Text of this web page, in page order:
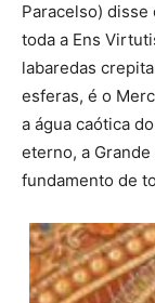
Paracelso)
toda a Ens
labaredas
esferas, é o
a água caótica
eterno, a
fundamento de